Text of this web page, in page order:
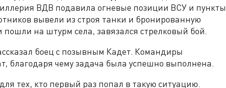
ВДВ подавила огневые позиции ВСУ и пункты
вывели из строя танки и бронированную
пошли на штурм села, завязался стрелковый бой.
боец с позывным Кадет. Командиры
благодаря чему задача была успешно выполнена.
тех, кто первый раз попал в такую ситуацию.